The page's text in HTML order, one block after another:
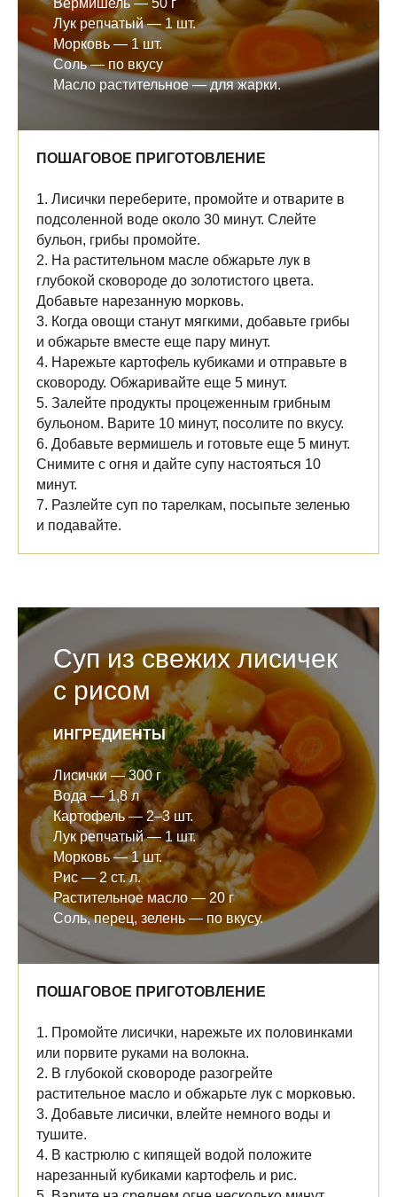
Лук репчатый — 1 шт.
Морковь — 1 шт.
Соль — по вкусу
Масло растительное — для жарки.
ПОШАГОВОЕ ПРИГОТОВЛЕНИЕ
1. Лисички переберите, промойте и отварите в
подсоленной воде около 30 минут. Слейте
бульон, грибы промойте.
2. На растительном масле обжарьте лук в
глубокой сковороде до золотистого цвета.
Добавьте нарезанную морковь.
3. Когда овощи станут мягкими, добавьте грибы
и обжарьте вместе еще пару минут.
4. Нарежьте картофель кубиками и отправьте в
сковороду. Обжаривайте еще 5 минут.
5. Залейте продукты процеженным грибным
бульоном. Варите 10 минут, посолите по вкусу.
6. Добавьте вермишель и готовьте еще 5 минут.
Снимите с огня и дайте супу настояться 10
минут.
7. Разлейте суп по тарелкам, посыпьте зеленью
и подавайте.
Суп из свежих лисичек
с рисом
ИНГРЕДИЕНТЫ
Лисички — 300 г
Вода — 1,8 л
Картофель — 2–3 шт.
Лук репчатый — 1 шт.
Морковь — 1 шт.
Рис — 2 ст. л.
Растительное масло — 20 г
Соль, перец, зелень — по вкусу.
ПОШАГОВОЕ ПРИГОТОВЛЕНИЕ
1. Промойте лисички, нарежьте их половинками
или порвите руками на волокна.
2. В глубокой сковороде разогрейте
растительное масло и обжарьте лук с морковью.
3. Добавьте лисички, влейте немного воды и
тушите.
4. В кастрюлю с кипящей водой положите
нарезанный кубиками картофель и рис.